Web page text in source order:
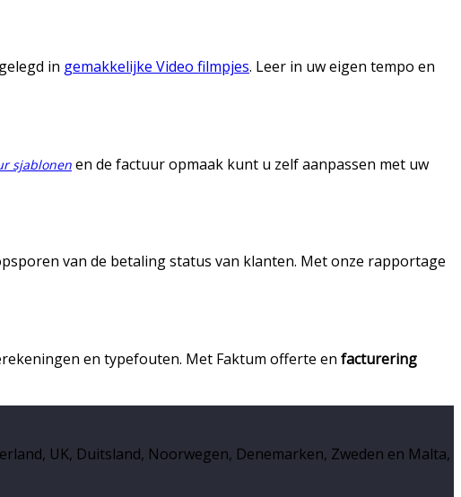
in gemakkelijke Video filmpjes. Leer in uw eigen tempo en
sjablonen en de factuur opmaak kunt u zelf aanpassen met uw
van de betaling status van klanten. Met onze rapportage
en typefouten. Met Faktum offerte en facturering
UK, Duitsland, Noorwegen, Denemarken, Zweden en Malta,